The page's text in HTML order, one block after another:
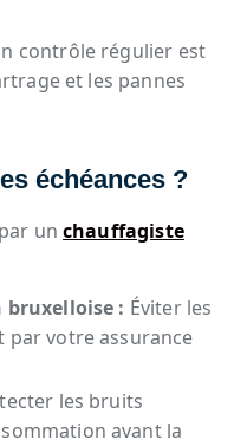
contrôle régulier est
et les pannes
échéances ?
unchauffagiste
bruxelloise : Éviter les
par votre assurance
les bruits
avant la